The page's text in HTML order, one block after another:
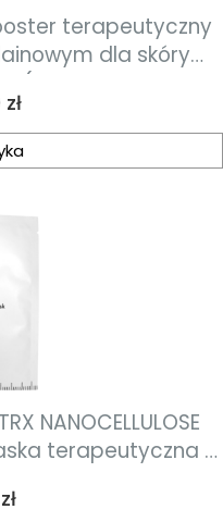
dla skóry
( nowa odsłona
pads)
NANOCELLULOSE
terapeutyczna o